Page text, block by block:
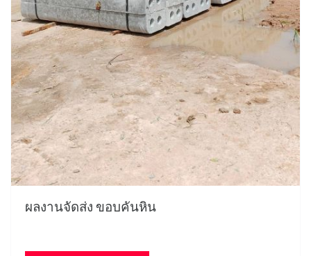
ผลงานจัดส่ง ขอบคันหิน